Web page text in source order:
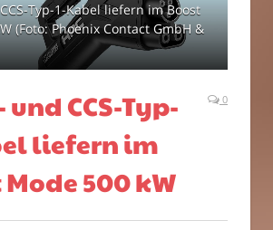
Typ-1-Kabel liefern im Boost
(Foto: Phoenix Contact GmbH &
und CCS-Typ-
liefern im
500 kW
0